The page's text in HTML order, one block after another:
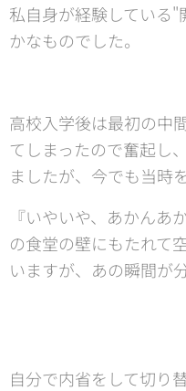
私自身が経験している
かなものでした。
高校入学後は最初の中
てしまったので奮起し
ましたが、今でも当時
『いやいや、あかんあ
の食堂の壁にもたれて
いますが、あの瞬間が
自分で内省をして切り